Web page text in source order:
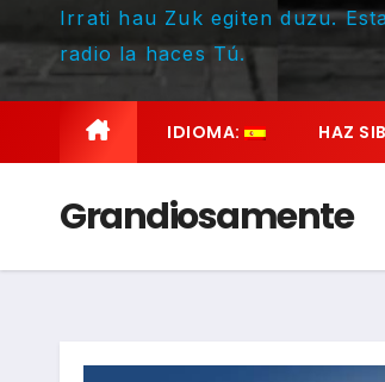
Irrati hau Zuk egiten duzu.
radio la haces Tú.
IDIOMA: HAZ
Grandiosamente